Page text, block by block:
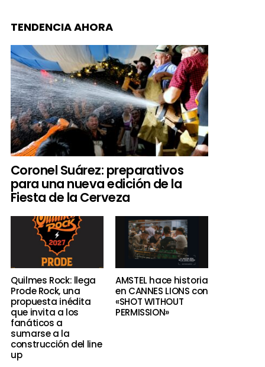
TENDENCIA AHORA
Coronel Suárez: preparativos
para una nueva edición de la
Fiesta de la Cerveza
Quilmes Rock: llega
Prode Rock, una
propuesta inédita
que invita a los
fanáticos a
sumarse a la
construcción del line
up
AMSTEL hace historia
en CANNES LIONS con
«SHOT WITHOUT
PERMISSION»